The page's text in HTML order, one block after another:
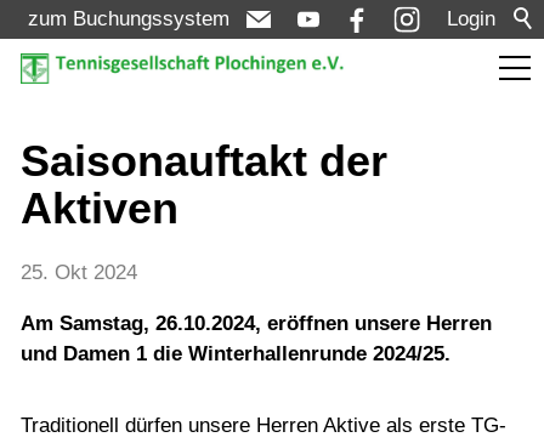
Login
zum Buchungssystem
Aktuelles
Meldungen
Turniere
Saisonauftakt der
Aktiven
25. Okt 2024
Am Samstag, 26.10.2024, eröffnen unsere Herren
und Damen 1 die Winterhallenrunde 2024/25.
Traditionell dürfen unsere Herren Aktive als erste TG-